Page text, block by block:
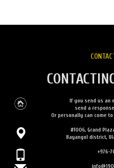
If you send us an
send a
Or personally can come
#1006, Grand
Bayangol district,
+976-